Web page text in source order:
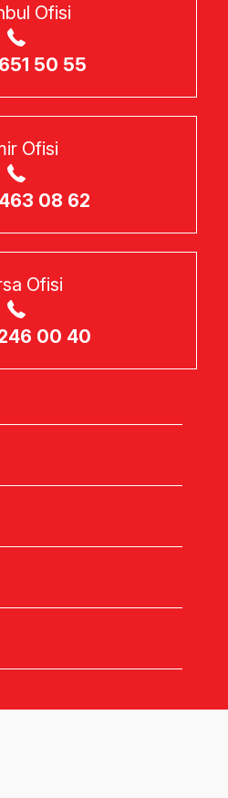
Ofisi
50 55
Ofisi
08 62
Ofisi
00 40